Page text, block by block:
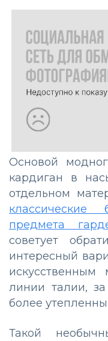
Основой
кардиган в
отдельном
предмета
советует
интересный
линии талии,
более
Такой